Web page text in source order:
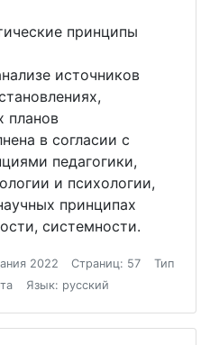
принципы
источников
планов
в согласии с
педагогики,
и психологии,
принципах
системности.
2022 Страниц: 57
Тип
Язык: русский